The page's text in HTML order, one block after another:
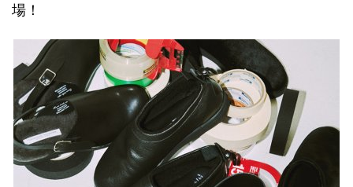
場！